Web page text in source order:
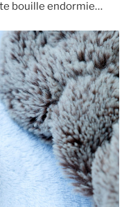
bouille endormie…